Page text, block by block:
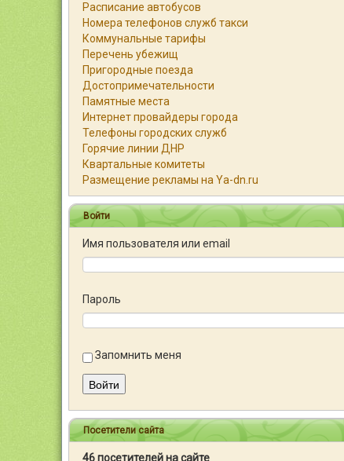
Расписание автобусов
Номера телефонов служб такси
Коммунальные тарифы
Перечень убежищ
Пригородные поезда
Достопримечательности
Памятные места
Интернет провайдеры города
Телефоны городских служб
Горячие линии ДНР
Квартальные комитеты
Размещение рекламы на Ya-dn.ru
Войти
Имя пользователя или email
Пароль
Запомнить меня
Войти
Посетители сайта
46 посетителей на сайте